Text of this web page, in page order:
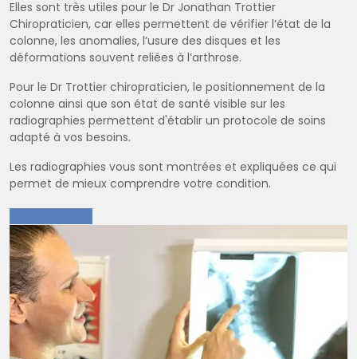
Elles sont très utiles pour le Dr Jonathan Trottier
Chiropraticien, car elles permettent de vérifier l’état de la
colonne, les anomalies, l’usure des disques et les
déformations souvent reliées à l’arthrose.
Pour le Dr Trottier chiropraticien, le positionnement de la
colonne ainsi que son état de santé visible sur les
radiographies permettent d'établir un protocole de soins
adapté à vos besoins.
Les radiographies vous sont montrées et expliquées ce qui
permet de mieux comprendre votre condition.